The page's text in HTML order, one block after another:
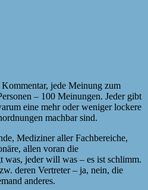
jede Meinung zum
– 100 Meinungen. Jeder gibt
eine mehr oder weniger lockere
machbar sind.
Mediziner aller Fachbereiche,
allen voran die
was, jeder will was – es ist schlimm.
deren Vertreter – ja, nein, die
anderes.